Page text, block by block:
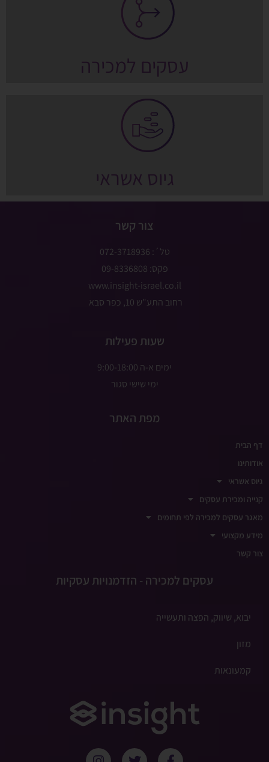
עסקים למכירה
גיוס אשראי
צור קשר
טל´: 072-3718936
פקס: 09-8336808
www.insight-israel.co.il
רחוב התע"ש 10, כפר סבא
שעות פעילות
ימים א-ה 9:00-18:00
ימי שישי סגור
מפת האתר
דף הבית
אודותינו
גיוס אשראי
קנייה ומכירת עסקים
מאגר עסקים למכירה לפי תחומים
מידע מקצועי
צור קשר
עסקים למכירה - הזדמנויות עסקיות
יבוא, שיווק, הפצה ותעשייה
מזון
קמעונאות